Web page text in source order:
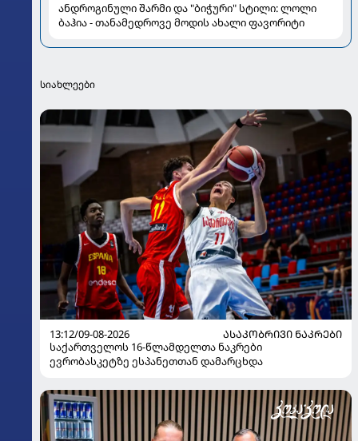
ანდროგინული შარმი და "ბიჭური" სტილი: ლოლი
ბაჰია - თანამედროვე მოდის ახალი ფავორიტი
სიახლეები
13:12/09-08-2026
ᲐᲡᲐᲙᲝᲑᲠᲘᲕᲘ ᲜᲐᲙᲠᲔᲑᲘ
საქართველოს 16-წლამდელთა ნაკრები
ევრობასკეტზე ესპანეთთან დამარცხდა